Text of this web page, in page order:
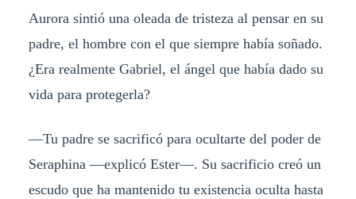
Aurora sintió una oleada de tristeza al pensar en su
padre, el hombre con el que siempre había soñado.
¿Era realmente Gabriel, el ángel que había dado su
vida para protegerla?
—Tu padre se sacrificó para ocultarte del poder de
Seraphina —explicó Ester—. Su sacrificio creó un
escudo que ha mantenido tu existencia oculta hasta